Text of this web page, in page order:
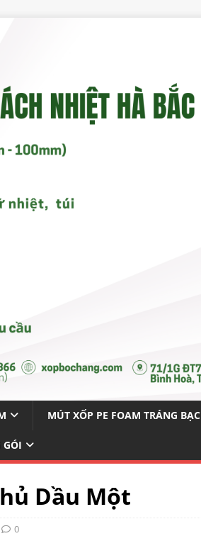
MÚT XỐP PE FOAM TRÁNG BẠC
Dầu Một
0